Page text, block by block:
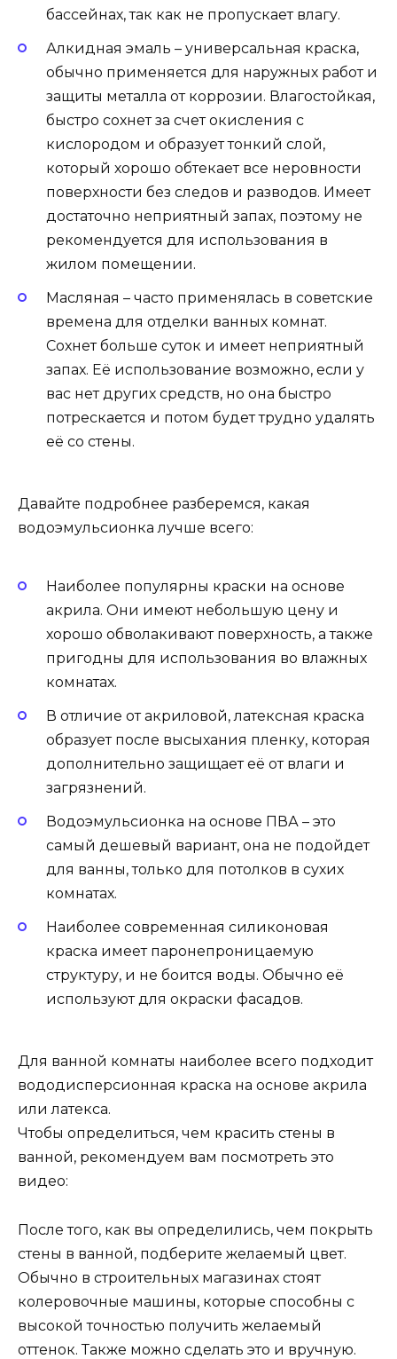
бассейнах, так как не пропускает влагу.
Алкидная эмаль – универсальная краска,
обычно применяется для наружных работ и
защиты металла от коррозии. Влагостойкая,
быстро сохнет за счет окисления с
кислородом и образует тонкий слой,
который хорошо обтекает все неровности
поверхности без следов и разводов. Имеет
достаточно неприятный запах, поэтому не
рекомендуется для использования в
жилом помещении.
Масляная – часто применялась в советские
времена для отделки ванных комнат.
Сохнет больше суток и имеет неприятный
запах. Её использование возможно, если у
вас нет других средств, но она быстро
потрескается и потом будет трудно удалять
её со стены.
Давайте подробнее разберемся, какая
водоэмульсионка лучше всего:
Наиболее популярны краски на основе
акрила. Они имеют небольшую цену и
хорошо обволакивают поверхность, а также
пригодны для использования во влажных
комнатах.
В отличие от акриловой, латексная краска
образует после высыхания пленку, которая
дополнительно защищает её от влаги и
загрязнений.
Водоэмульсионка на основе ПВА – это
самый дешевый вариант, она не подойдет
для ванны, только для потолков в сухих
комнатах.
Наиболее современная силиконовая
краска имеет паронепроницаемую
структуру, и не боится воды. Обычно её
используют для окраски фасадов.
Для ванной комнаты наиболее всего подходит
вододисперсионная краска на основе акрила
или латекса.
Чтобы определиться, чем красить стены в
ванной, рекомендуем вам посмотреть это
видео:
После того, как вы определились, чем покрыть
стены в ванной, подберите желаемый цвет.
Обычно в строительных магазинах стоят
колеровочные машины, которые способны с
высокой точностью получить желаемый
оттенок. Также можно сделать это и вручную.